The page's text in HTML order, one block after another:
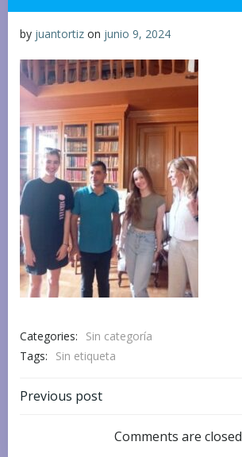
by juantortiz on junio 9, 2024
Categories:
Sin categoría
Tags:
Sin etiqueta
Navegación
Previous post
Comments are closed